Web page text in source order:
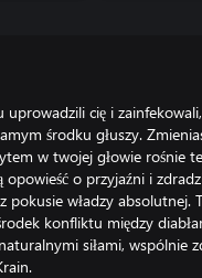
uprowadzili cię i
środku głuszy.
w twojej głowie rośnie
opowieść o przyjaźni i
pokusie władzy absolutnej.
konfliktu między
siłami, wspólnie